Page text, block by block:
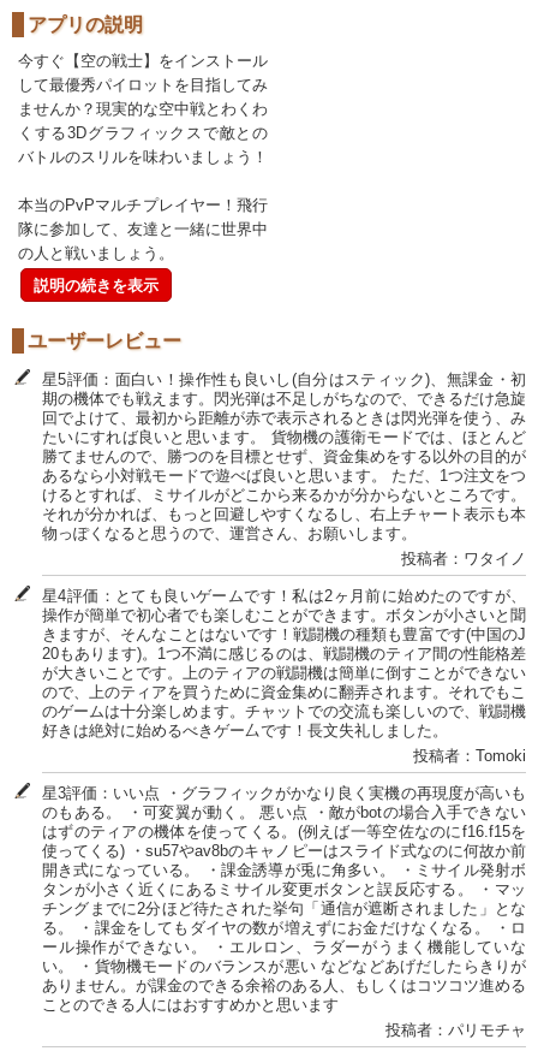
アプリの説明
今すぐ【空の戦士】をインストール
して最優秀パイロットを目指してみ
ませんか？現実的な空中戦とわくわ
くする3Dグラフィックスで敵との
バトルのスリルを味わいましょう！
本当のPvPマルチプレイヤー！飛行
隊に参加して、友達と一緒に世界中
の人と戦いましょう。
説明の続きを表示
ユーザーレビュー
星5評価：面白い！操作性も良いし(自分はスティック)、無課金・初
期の機体でも戦えます。閃光弾は不足しがちなので、できるだけ急旋
回でよけて、最初から距離が赤で表示されるときは閃光弾を使う、み
たいにすれば良いと思います。 貨物機の護衛モードでは、ほとんど
勝てませんので、勝つのを目標とせず、資金集めをする以外の目的が
あるなら小対戦モードで遊べば良いと思います。 ただ、1つ注文をつ
けるとすれば、ミサイルがどこから来るかが分からないところです。
それが分かれば、もっと回避しやすくなるし、右上チャート表示も本
物っぽくなると思うので、運営さん、お願いします。
投稿者：ワタイノ
星4評価：とても良いゲームです！私は2ヶ月前に始めたのですが、
操作が簡単で初心者でも楽しむことができます。ボタンが小さいと聞
きますが、そんなことはないです！戦闘機の種類も豊富です(中国のJ
20もあります)。1つ不満に感じるのは、戦闘機のティア間の性能格差
が大きいことです。上のティアの戦闘機は簡単に倒すことができない
ので、上のティアを買うために資金集めに翻弄されます。それでもこ
のゲームは十分楽しめます。チャットでの交流も楽しいので、戦闘機
好きは絶対に始めるべきゲー厶です！長文失礼しました。
投稿者：Tomoki
星3評価：いい点 ・グラフィックがかなり良く実機の再現度が高いも
のもある。 ・可変翼が動く。 悪い点 ・敵がbotの場合入手できない
はずのティアの機体を使ってくる。(例えば一等空佐なのにf16.f15を
使ってくる) ・su57やav8bのキャノピーはスライド式なのに何故か前
開き式になっている。 ・課金誘導が兎に角多い。 ・ミサイル発射ボ
タンが小さく近くにあるミサイル変更ボタンと誤反応する。 ・マッ
チングまでに2分ほど待たされた挙句「通信が遮断されました」とな
る。 ・課金をしてもダイヤの数が増えずにお金だけなくなる。 ・ロ
ール操作ができない。 ・エルロン、ラダーがうまく機能していな
い。 ・貨物機モードのバランスが悪い などなどあげだしたらきりが
ありません。が課金のできる余裕のある人、もしくはコツコツ進める
ことのできる人にはおすすめかと思います
投稿者：パリモチャ